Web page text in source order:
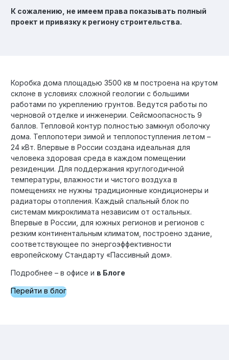
К сожалению, не имеем права показывать полный
проект и привязку к региону строительства.
Коробка дома площадью 3500 кв м построена на крутом
склоне в условиях сложной геологии с большими
работами по укреплению грунтов. Ведутся работы по
черновой отделке и инженерии. Сейсмоопасность 9
баллов. Тепловой контур полностью замкнул оболочку
дома. Теплопотери зимой и теплопоступления летом –
24 кВт. Впервые в России создана идеальная для
человека здоровая среда в каждом помещении
резиденции. Для поддержания круглогодичной
температуры, влажности и чистого воздуха в
помещениях не нужны традиционные кондиционеры и
радиаторы отопления. Каждый спальный блок по
системам микроклимата независим от остальных.
Впервые в России, для южных регионов и регионов с
резким континентальным климатом, построено здание,
соответствующее по энергоэффективности
европейскому Стандарту «Пассивный дом».
Подробнее – в офисе и в Блоге
Перейти в блог